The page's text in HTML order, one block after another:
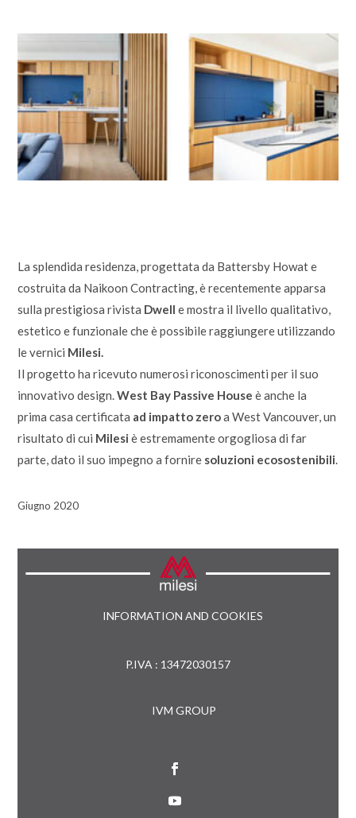
La splendida residenza, progettata da Battersby Howat e
costruita da Naikoon Contracting, è recentemente apparsa
sulla prestigiosa rivista Dwelle mostra il livello qualitativo,
estetico e funzionale che è possibile raggiungere utilizzando
le vernici Milesi.
Il progetto ha ricevuto numerosi riconoscimenti per il suo
innovativo design.West Bay Passive House è anche la
prima casa certificata ad impatto zeroa West Vancouver, un
risultato di cui Milesiè estremamente orgogliosa di far
parte, dato il suo impegno a fornire soluzioni ecosostenibili.
Giugno 2020
INFORMATION AND COOKIES
P.IVA : 13472030157
IVM GROUP